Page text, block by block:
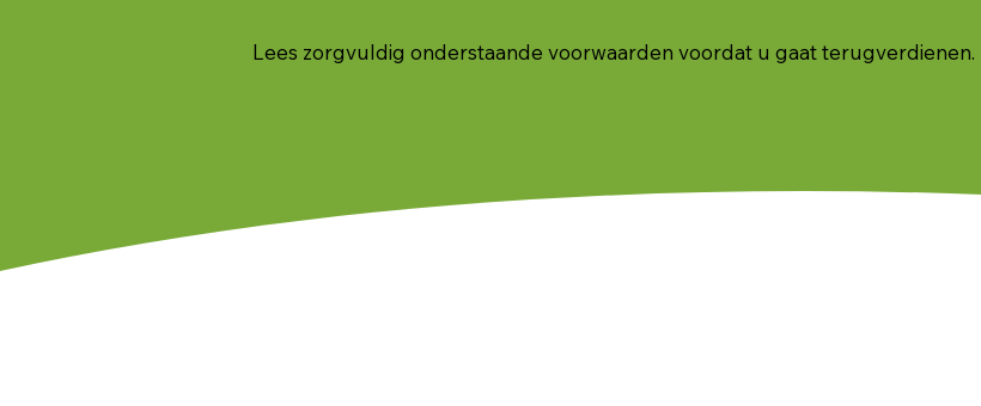
Lees zorgvuldig onderstaande voorwaarden voordat u gaat terugverdienen.